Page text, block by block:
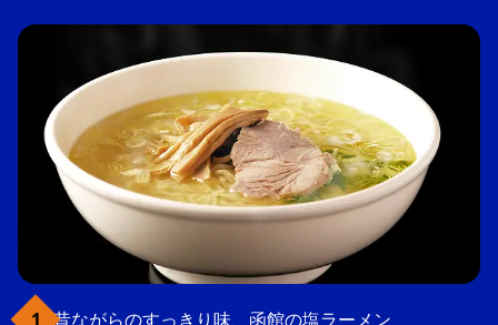
昔ながらのすっきり味、函館の塩ラーメン